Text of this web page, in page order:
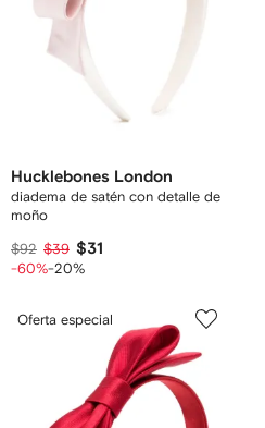
Hucklebones London
diadema de satén con detalle de
moño
$92 $39 $31
-60%-20%
Oferta especial